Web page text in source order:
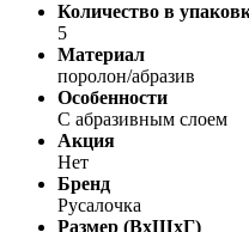
Количество в
5
Материал
поролон/абразив
Особенности
С абразивным слоем
Акция
Нет
Бренд
Русалочка
Размер (ВхШхГ)